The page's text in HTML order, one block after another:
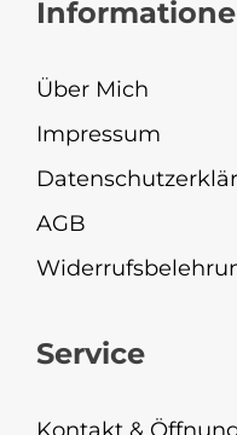
Über Mich
Impressum
AGB
Service